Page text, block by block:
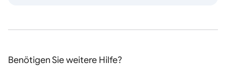
Benötigen Sie weitere Hilfe?